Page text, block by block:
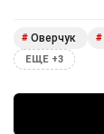
# Оверчук #
ЕЩЕ +3